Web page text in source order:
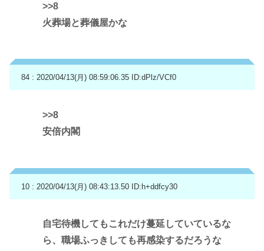
>>8
火葬場と葬儀屋かな
84 : 2020/04/13(月) 08:59:06.35 ID:dPlz/VCf0
>>8
安倍内閣
10 : 2020/04/13(月) 08:43:13.50 ID:h+ddfcy30
自宅待機してもこれだけ蔓延していているな
ら、職場ふっきしても再感染するだろうな